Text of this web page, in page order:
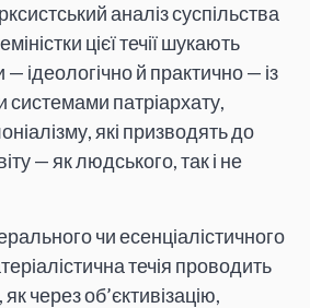
аналіз суспільства
цієї течії шукають
— ідеологічно й практично — із
патріархату,
які призводять до
— як людського, так і не
чи есенціалістичного
течія проводить
через об’єктивізацію,